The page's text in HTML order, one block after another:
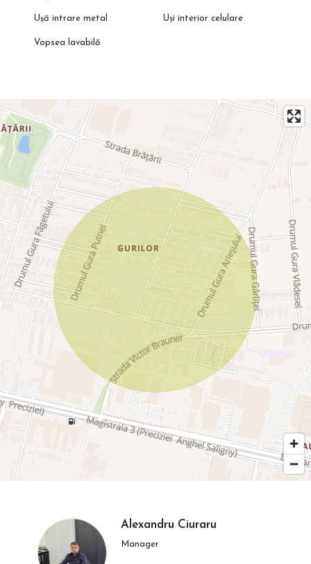
Ușă intrare metal Uși interior celulare
Vopsea lavabilă
Alexandru Ciuraru
Manager